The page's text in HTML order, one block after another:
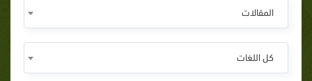
المقالات
كل اللغات